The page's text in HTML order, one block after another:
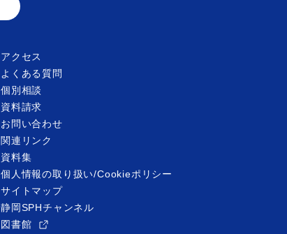
アクセス
よくある質問
個別相談
資料請求
お問い合わせ
関連リンク
資料集
個人情報の取り扱い/Cookieポリシー
サイトマップ
静岡SPHチャンネル
図書館